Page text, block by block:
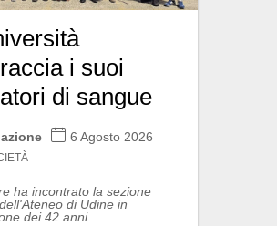
i suoi
di sangue
6 Agosto 2026
ha incontrato la sezione
di Udine in
dei 42 anni...